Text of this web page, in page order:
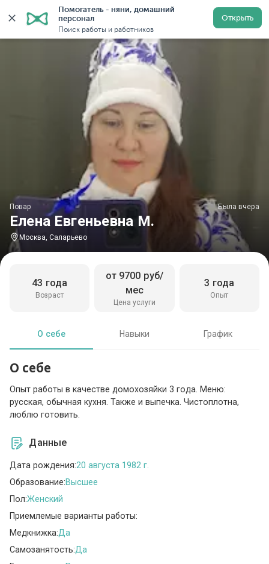
Помогатель - няни, домашний
персонал
Поиск работы и работников
Открыть
Главная Повара Повара в Москве Повара у
Елена Евгеньевна М.
Повар Была вчера
Москва, Саларьево
Возраст
43 года
Цена услуги
от 9700 руб/
мес
Опыт
3 года
О себе Навыки График
О себе
Опыт работы в качестве домохозяйки 3 года. Меню:
русская, обычная кухня. Также и выпечка. Чистоплотна,
люблю готовить.
Данные
Дата рождения:20 августа 1982 г.
Образование:Высшее
Пол:Женский
Приемлемые варианты работы:
Медкнижка:Да
Самозанятость:Да